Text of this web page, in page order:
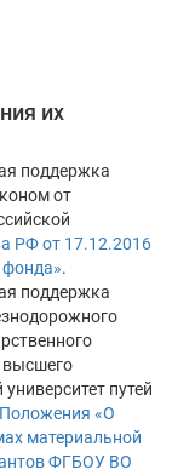
их
поддержка
от
РФ от 17.12.2016
.
поддержка
высшего
путей
Положения «О
материальной
ФГБОУ ВО